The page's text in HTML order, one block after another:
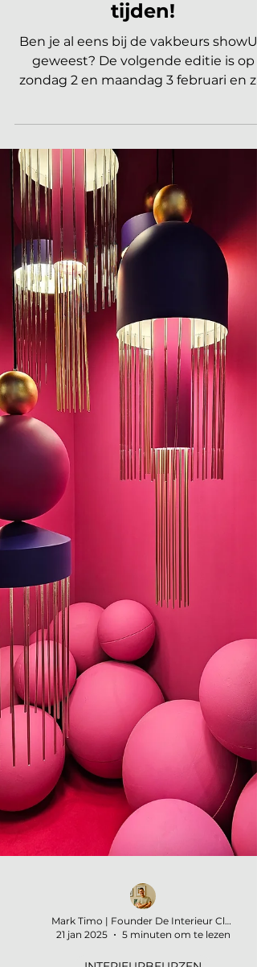
2 minuten om te lezen
INTERIEURBEURZEN
showUP Talk: Retail 2025
tijden!
Ben je al eens bij de vakbeurs
geweest? De volgende editie is op
zondag 2 en maandag 3 februari en
gehouden worden in de EXPO...